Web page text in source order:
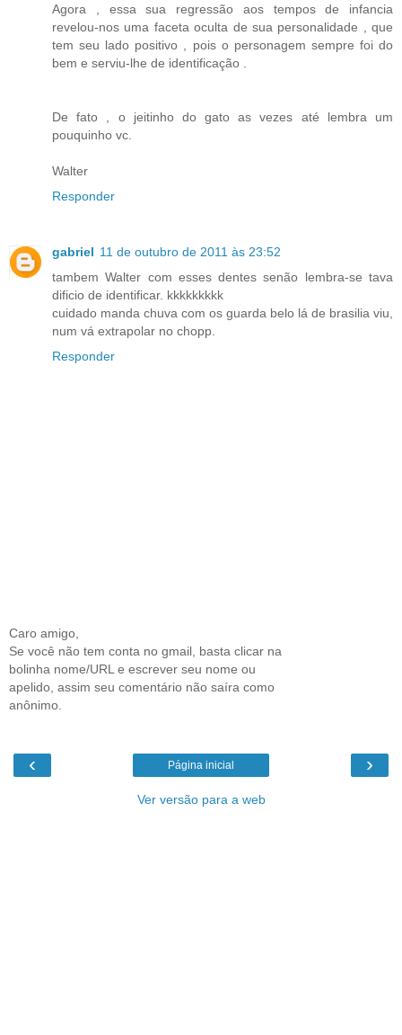
Agora , essa sua regressão aos tempos de infancia
revelou-nos uma faceta oculta de sua personalidade , que
tem seu lado positivo , pois o personagem sempre foi do
bem e serviu-lhe de identificação .
De fato , o jeitinho do gato as vezes até lembra um
pouquinho vc.
Walter
Responder
gabriel 11 de outubro de 2011 às 23:52
tambem Walter com esses dentes senão lembra-se tava
dificio de identificar. kkkkkkkkk
cuidado manda chuva com os guarda belo lá de brasilia viu,
num vá extrapolar no chopp.
Responder
Caro amigo,
Se você não tem conta no gmail, basta clicar na
bolinha nome/URL e escrever seu nome ou
apelido, assim seu comentário não saíra como
anônimo.
‹ ›
Página inicial
Ver versão para a web